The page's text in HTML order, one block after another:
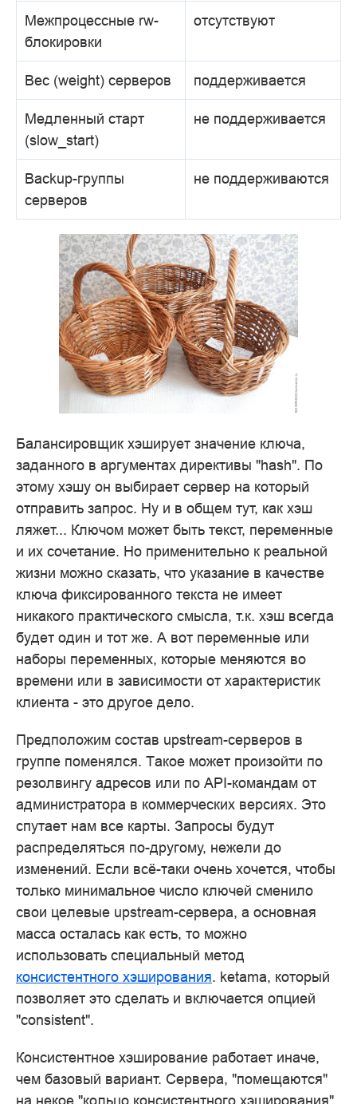
Межпроцессные rw-
блокировки
отсутствуют
Вес (weight) серверов поддерживается
Медленный старт
(slow_start)
не поддерживается
Backup-группы
серверов
не поддерживаются
Балансировщик хэширует значение ключа,
заданного в аргументах директивы "hash". По
этому хэшу он выбирает сервер на который
отправить запрос. Ну и в общем тут, как хэш
ляжет... Ключом может быть текст, переменные
и их сочетание. Но применительно к реальной
жизни можно сказать, что указание в качестве
ключа фиксированного текста не имеет
никакого практического смысла, т.к. хэш всегда
будет один и тот же. А вот переменные или
наборы переменных, которые меняются во
времени или в зависимости от характеристик
клиента - это другое дело.
Предположим состав upstream-серверов в
группе поменялся. Такое может произойти по
резолвингу адресов или по API-командам от
администратора в коммерческих версиях. Это
спутает нам все карты. Запросы будут
распределяться по-другому, нежели до
изменений. Если всё-таки очень хочется, чтобы
только минимальное число ключей сменило
свои целевые upstream-сервера, а основная
масса осталась как есть, то можно
использовать специальный метод
консистентного хэширования. ketama, который
позволяет это сделать и включается опцией
"consistent".
Консистентное хэширование работает иначе,
чем базовый вариант. Сервера, "помещаются"
на некое "кольцо консистентного хэширования"